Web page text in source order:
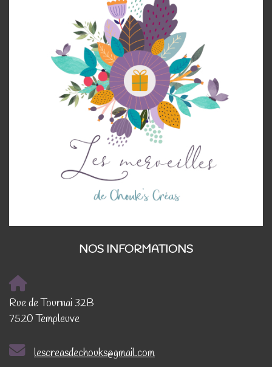
NOS INFORMATIONS
Rue de Tournai 32B
7520 Templeuve
lescreasdechouks@gmail.com